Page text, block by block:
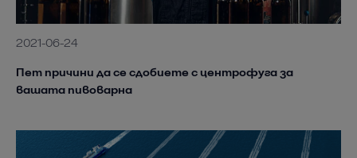
2021-06-24
Пет причини да се сдобиете с центрофуга за
вашата пивоварна